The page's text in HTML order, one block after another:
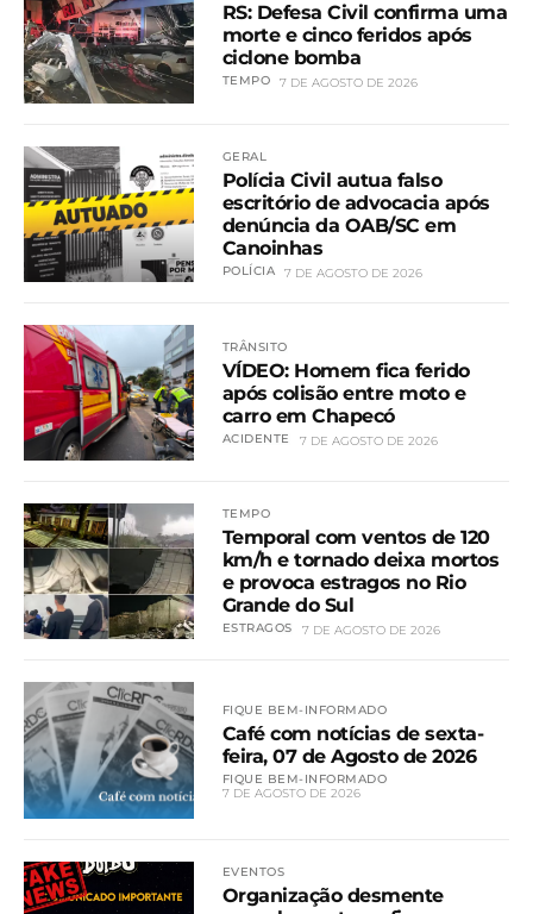
RS: Defesa Civil confirma uma
morte e cinco feridos após
ciclone bomba
TEMPO 7 DE AGOSTO DE 2026
GERAL
Polícia Civil autua falso
escritório de advocacia após
denúncia da OAB/SC em
Canoinhas
POLÍCIA 7 DE AGOSTO DE 2026
TRÂNSITO
VÍDEO: Homem fica ferido
após colisão entre moto e
carro em Chapecó
ACIDENTE 7 DE AGOSTO DE 2026
TEMPO
Temporal com ventos de 120
km/h e tornado deixa mortos
e provoca estragos no Rio
Grande do Sul
ESTRAGOS 7 DE AGOSTO DE 2026
FIQUE BEM-INFORMADO
Café com notícias de sexta-
feira, 07 de Agosto de 2026
FIQUE BEM-INFORMADO
7 DE AGOSTO DE 2026
EVENTOS
Organização desmente